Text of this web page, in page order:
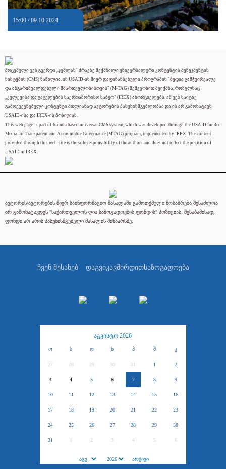
15:00 / 09.10.2024
მოცემული ვებ გვერდი „ჯუმლას" ძრავზე შექმნილი უნივერსალური კონტენტის მენეჯმენტის
სისტემის (CMS) ნაწილია. ის USAID-ის მიერ დაფინანსებული პროგრამის "მედია გამჭვირვალე
და ანგარიშვალდებული მმართველობისთვის" (M-TAG) მეშვეობით შეიქმნა, რომელსაც
„კვლევისა და გაცვლების საერთაშორისო საბჭო" (IREX) ახორციელებს. ამ ვებ საიტზე
გამოქვეყნებული კონტენტი მთლიანად ავტორების პასუხისმგებლობაა და ის არ გამოხატავს
USAID-ისა და IREX-ის პოზიციას.
This web page is part of Joomla based universal CMS system, which was developed through the USAID funded
Media for Transparent and Accountable Governance (MTAG) program, implemented by IREX. The content
provided through this web-site is the sole responsibility of the authors and does not reflect the position of
USAID or IREX.
ავტორის/ავტორების მიერ საინფორმაციო მასალაში გამოთქმული მოსაზრება შესაძლოა
არ გამოხატავდეს "საქართველოს ღია საზოგადოების ფონდის" პოზიციას. შესაბამისად,
ფონდი არ არის პასუხისმგებელი მასალის შინაარსზე.
ჩვენ შესახებ დაგვიკავშირდითსაზოგადოება
აგვისტო 2026
ო ს ო ხ პ შ კ
27 28 29 30 31 1 2
3 4 5 6 7 8 9
10 11 12 13 14 15 16
17 18 19 20 21 22 23
24 25 26 27 28 29 30
31 1 2 3 4 5 6